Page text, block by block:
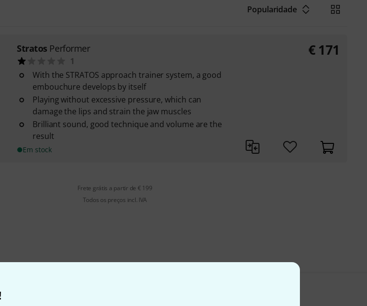
Popularidade
Stratos Performer
1
With the STRATOS approach trainer system, a good
embouchure develops by itself
Playing without excessive pressure, which can
damage the lips and strain the jaw muscles
Brilliant sound, good technique and volume are the
result
Em stock
€ 171
Frete grátis a partir de € 199
Todos os preços incl. IVA
do que vê?